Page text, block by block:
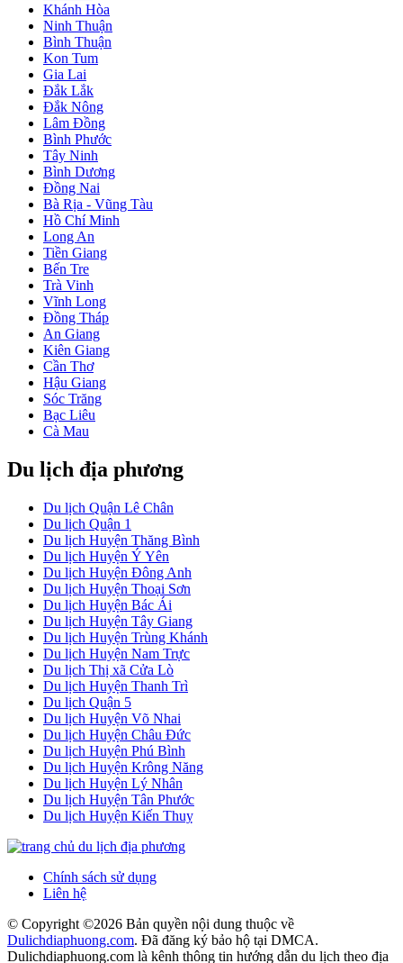
Khánh Hòa
Ninh Thuận
Bình Thuận
Kon Tum
Gia Lai
Đắk Lắk
Đắk Nông
Lâm Đồng
Bình Phước
Tây Ninh
Bình Dương
Đồng Nai
Bà Rịa - Vũng Tàu
Hồ Chí Minh
Long An
Tiền Giang
Bến Tre
Trà Vinh
Vĩnh Long
Đồng Tháp
An Giang
Kiên Giang
Cần Thơ
Hậu Giang
Sóc Trăng
Bạc Liêu
Cà Mau
Du lịch địa phương
Du lịch Quận Lê Chân
Du lịch Quận 1
Du lịch Huyện Thăng Bình
Du lịch Huyện Ý Yên
Du lịch Huyện Đông Anh
Du lịch Huyện Thoại Sơn
Du lịch Huyện Bác Ái
Du lịch Huyện Tây Giang
Du lịch Huyện Trùng Khánh
Du lịch Huyện Nam Trực
Du lịch Thị xã Cửa Lò
Du lịch Huyện Thanh Trì
Du lịch Quận 5
Du lịch Huyện Võ Nhai
Du lịch Huyện Châu Đức
Du lịch Huyện Phú Bình
Du lịch Huyện Krông Năng
Du lịch Huyện Lý Nhân
Du lịch Huyện Tân Phước
Du lịch Huyện Kiến Thuỵ
Chính sách sử dụng
Liên hệ
© Copyright ©2026 Bản quyền nội dung thuộc về
Dulichdiaphuong.com. Đã đăng ký bảo hộ tại DMCA.
Dulichdiaphuong.com là kênh thông tin hướng dẫn du lịch theo địa